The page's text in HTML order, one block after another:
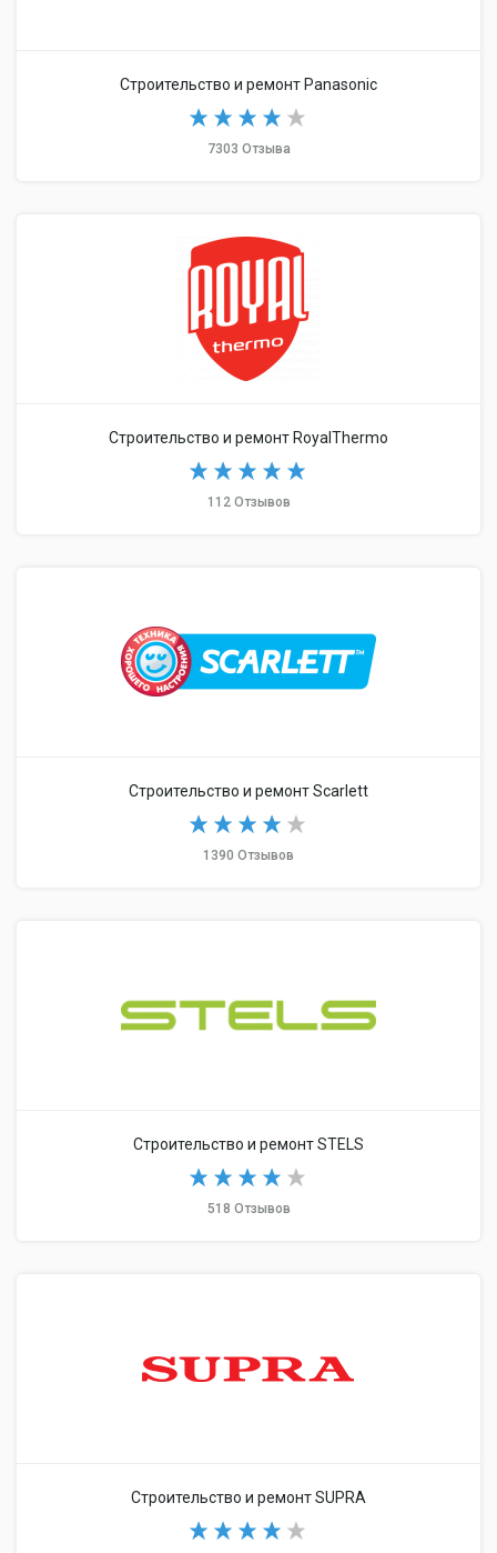
Строительство и ремонт Panasonic
7303 Отзыва
Строительство и ремонт RoyalThermo
112 Отзывов
Строительство и ремонт Scarlett
1390 Отзывов
Строительство и ремонт STELS
518 Отзывов
Строительство и ремонт SUPRA